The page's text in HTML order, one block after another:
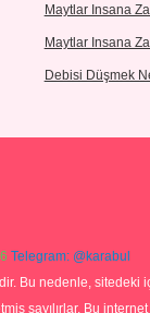
Maytlar Insana
Maytlar Insana
Debisi Düşmek
Telegram: @karabul
Bu nedenle,
sayılırlar. Bu